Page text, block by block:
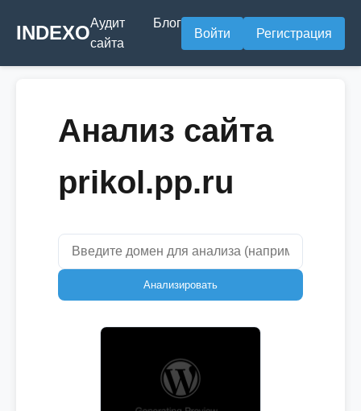
INDEXOАудит
сайта
Блог
Войти Регистрация
Анализ сайта
prikol.pp.ru
Анализировать